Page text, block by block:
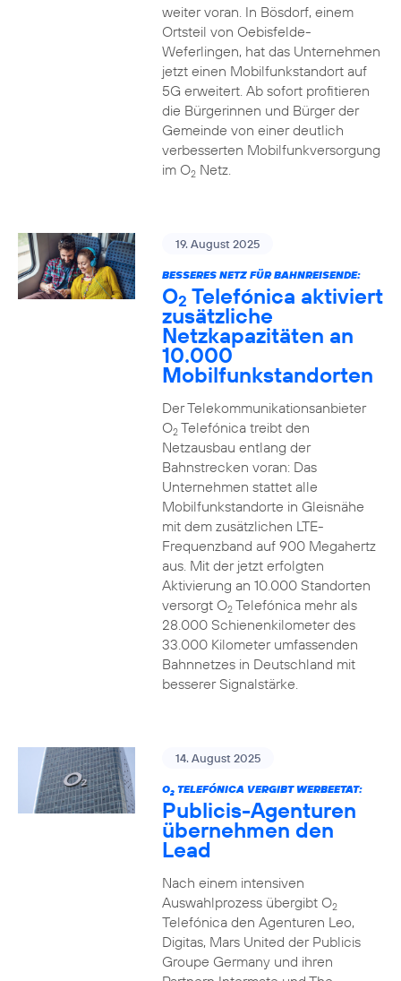
weiter voran. In Bösdorf, einem
Ortsteil von Oebisfelde-
Weferlingen, hat das Unternehmen
jetzt einen Mobilfunkstandort auf
5G erweitert. Ab sofort profitieren
die Bürgerinnen und Bürger der
Gemeinde von einer deutlich
verbesserten Mobilfunkversorgung
im O2Netz.
19. August 2025
BESSERES NETZ FÜR BAHNREISENDE:
O2 Telefónica aktiviert
zusätzliche
Netzkapazitäten an
10.000
Mobilfunkstandorten
Der Telekommunikationsanbieter
O2Telefónica treibt den
Netzausbau entlang der
Bahnstrecken voran: Das
Unternehmen stattet alle
Mobilfunkstandorte in Gleisnähe
mit dem zusätzlichen LTE-
Frequenzband auf 900 Megahertz
aus. Mit der jetzt erfolgten
Aktivierung an 10.000 Standorten
versorgt O2Telefónica mehr als
28.000 Schienenkilometer des
33.000 Kilometer umfassenden
Bahnnetzes in Deutschland mit
besserer Signalstärke.
14. August 2025
O2TELEFÓNICA VERGIBT WERBEETAT:
Publicis-Agenturen
übernehmen den
Lead
Nach einem intensiven
Auswahlprozess übergibt O2
Telefónica den Agenturen Leo,
Digitas, Mars United der Publicis
Groupe Germany und ihren